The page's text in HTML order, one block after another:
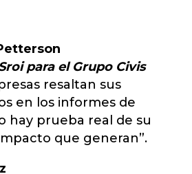
para el Grupo Civis
resaltan sus
en los informes de
hay prueba real de su
que generan”.